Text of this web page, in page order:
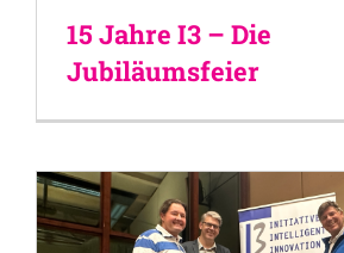
15 Jahre I3 – Die
Jubiläumsfeier